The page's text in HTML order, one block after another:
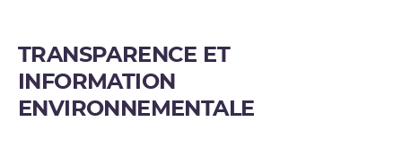
TRANSPARENCE ET
INFORMATION
ENVIRONNEMENTALE